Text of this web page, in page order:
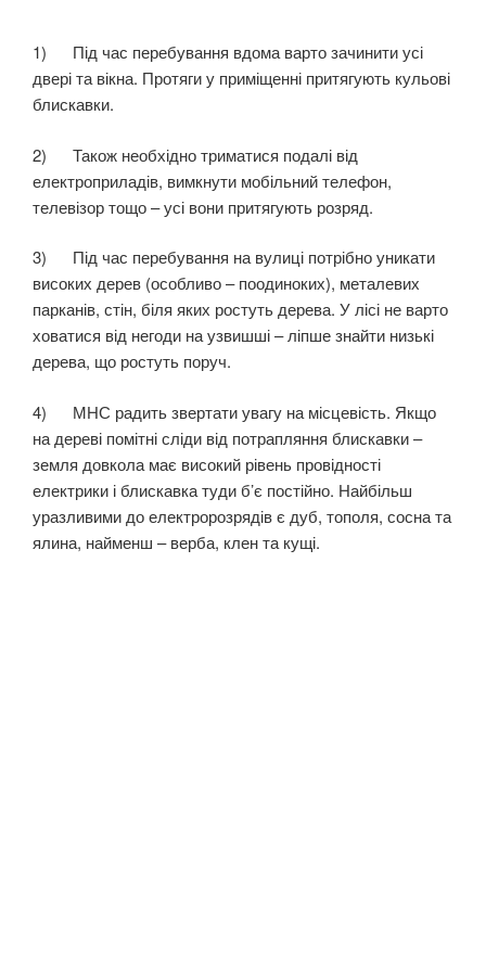
1) Під час перебування вдома варто зачинити усі
двері та вікна. Протяги у приміщенні притягують кульові
блискавки.
2) Також необхідно триматися подалі від
електроприладів, вимкнути мобільний телефон,
телевізор тощо – усі вони притягують розряд.
3) Під час перебування на вулиці потрібно уникати
високих дерев (особливо – поодиноких), металевих
парканів, стін, біля яких ростуть дерева. У лісі не варто
ховатися від негоди на узвишші – ліпше знайти низькі
дерева, що ростуть поруч.
4) МНС радить звертати увагу на місцевість. Якщо
на дереві помітні сліди від потрапляння блискавки –
земля довкола має високий рівень провідності
електрики і блискавка туди б’є постійно. Найбільш
уразливими до електророзрядів є дуб, тополя, сосна та
ялина, найменш – верба, клен та кущі.